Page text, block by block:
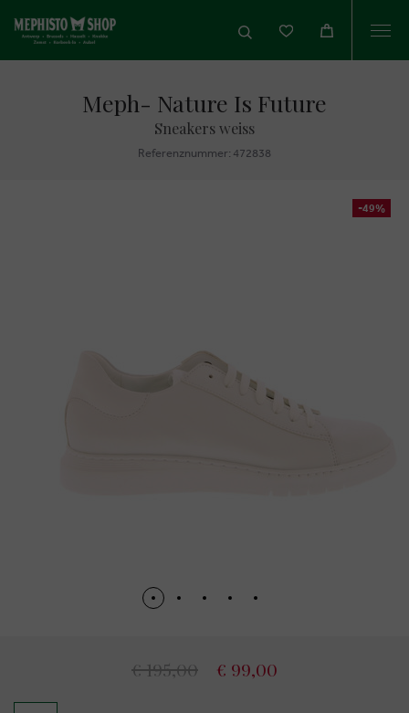
Meph- Nature Is Future
Sneakers weiss
Referenznummer: 472838
-49%
€ 195,00 € 99,00